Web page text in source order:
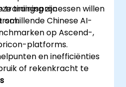
trainingsprocessen willen
Chinese AI-
training zijn
om:
op Ascend-,
platforms.
en inefficiënties
of rekenkracht te